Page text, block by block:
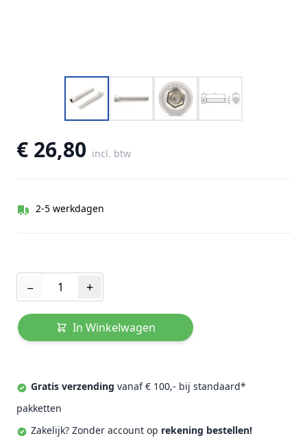
€ 26,80 incl. btw
2-5 werkdagen
− +
In Winkelwagen
Gratis verzending vanaf € 100,- bij standaard*
pakketten
Zakelijk? Zonder account op rekening bestellen!